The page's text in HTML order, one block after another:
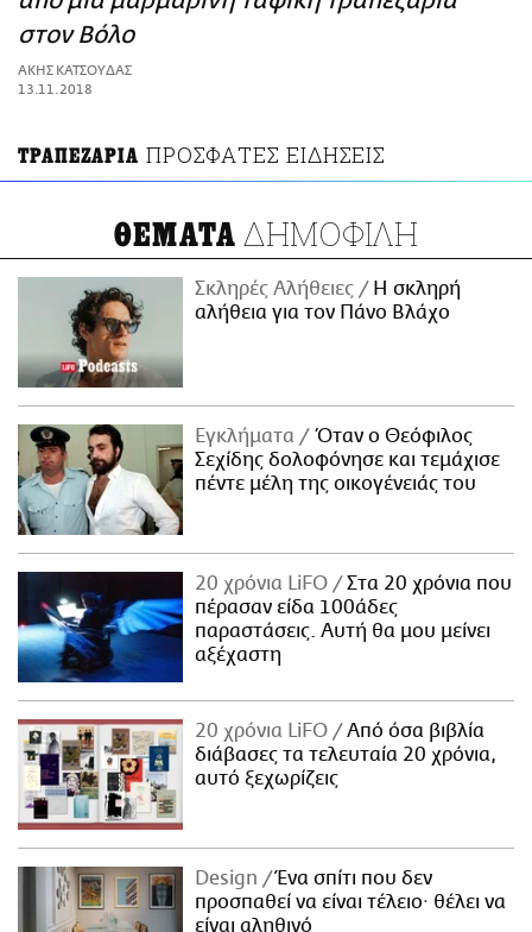
ΑΜΠΑ
PRINT
στον Βόλο
ΑΚΗΣ ΚΑΤΣΟΥΔΑΣ
13.11.2018
ΤΡΑΠΕΖΑΡΙΑ ΠΡΟΣΦΑΤΕΣ ΕΙΔΗΣΕΙΣ
ΘΕΜΑΤΑ ΔΗΜΟΦΙΛΗ
Σκληρές Αλήθειες
H σκληρή
αλήθεια για τον Πάνο Βλάχο
Εγκλήματα
Όταν ο Θεόφιλος
Σεχίδης δολοφόνησε και τεμάχισε
πέντε μέλη της οικογένειάς του
20 χρόνια LiFO
Στα 20 χρόνια που
πέρασαν είδα 100άδες
παραστάσεις. Αυτή θα μου μείνει
αξέχαστη
20 χρόνια LiFO
Από όσα βιβλία
διάβασες τα τελευταία 20 χρόνια,
αυτό ξεχωρίζεις
Design
Ένα σπίτι που δεν
προσπαθεί να είναι τέλειο· θέλει να
είναι αληθινό